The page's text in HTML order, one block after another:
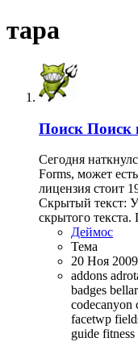
тара
Поиск Поиск
Сегодня
Forms, может
лицензия стоит
Скрытый текст: У
скрытого
Деймос
Тема
20 Ноя 2009
addons
badges
codecanyon
facetwp
guide